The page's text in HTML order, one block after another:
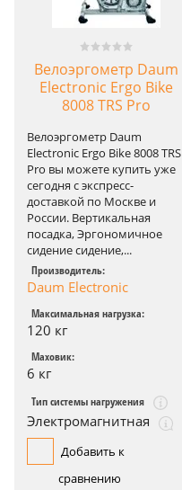
Велоэргометр Daum
Electronic Ergo Bike
8008 TRS Pro
Велоэргометр Daum
Electronic Ergo Bike 8008 TRS
Pro вы можете купить уже
сегодня с экспресс-
доставкой по Москве и
России. Вертикальная
посадка, Эргономичное
сидение сидение,...
Производитель:
Daum Electronic
Максимальная нагрузка:
120 кг
Маховик:
6 кг
Тип системы нагружения
Электромагнитная
Добавить к
сравнению